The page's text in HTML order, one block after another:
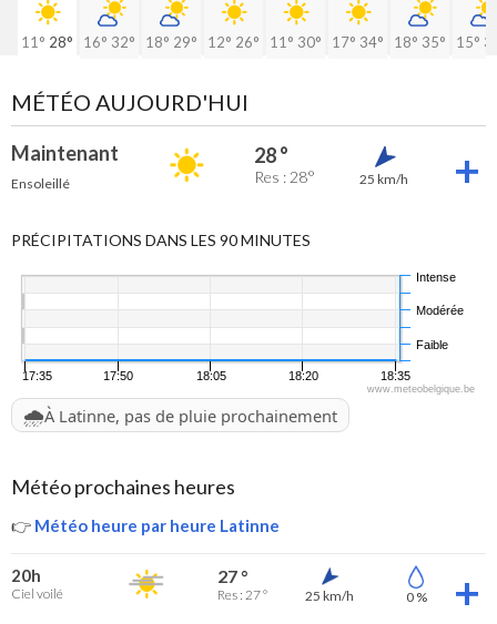
11° 28° 16° 32° 18° 29° 12° 26° 11° 30° 17° 34° 18° 35° 15°
MÉTÉO AUJOURD'HUI
Maintenant
Ensoleillé
28 °
Res : 28° 25 km/h
PRÉCIPITATIONS DANS LES 90 MINUTES
17:35 17:50 18:05 18:20 18:35
Faible
Modérée
Intense
www.meteobelgique.be
🌧️À Latinne, pas de pluie prochainement
Météo prochaines heures
👉 Météo heure par heure Latinne
20h
Ciel voilé
27 °
Res : 27 ° 25 km/h 0 %